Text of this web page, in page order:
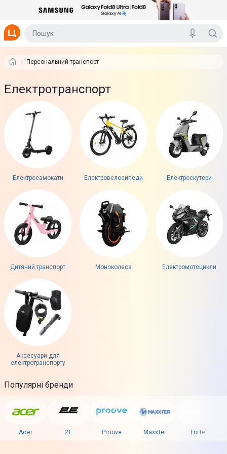
Персональний транспорт
Електротранспорт
Електросамокати Електровелосипеди Електроскутери
Дитячий транспорт Моноколеса Електромотоцикли
Аксесуари для
електротранспорту
Популярні бренди
Acer 2E Proove Maxxter Forte